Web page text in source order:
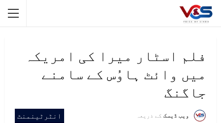
فلم اسٹار میرا کی امریکہ
میں وائٹ ہاوُس کے سامنے
جاگنگ
انٹرٹینمنٹ ویب ڈیسک کے ذریعہ